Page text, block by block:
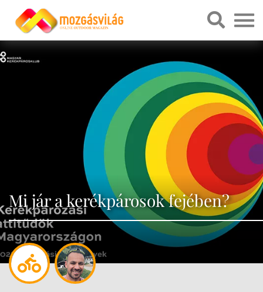
Mi jár a kerékpárosok fejében?